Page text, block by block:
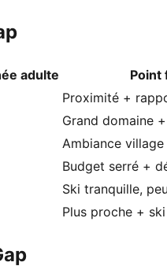
adulte
Point
Proximité +
Grand domaine
Ambiance
Budget serré +
Ski tranquille,
Plus proche +